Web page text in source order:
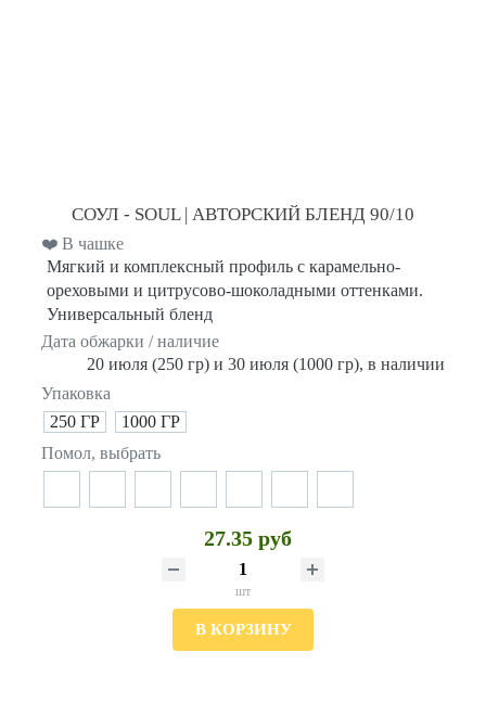
СОУЛ - SOUL | АВТОРСКИЙ БЛЕНД 90/10
❤️ В чашке
Мягкий и комплексный профиль с карамельно-
ореховыми и цитрусово-шоколадными оттенками.
Универсальный бленд
Дата обжарки / наличие
20 июля (250 гр) и 30 июля (1000 гр), в наличии
Упаковка
250 ГР
1000 ГР
Помол, выбрать
27.35 руб
шт
В КОРЗИНУ